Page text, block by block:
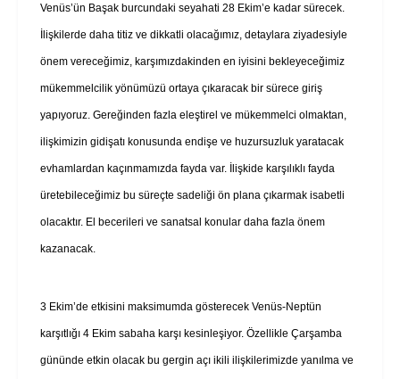
Venüs’ün Başak burcundaki seyahati 28 Ekim’e kadar sürecek.
İlişkilerde daha titiz ve dikkatli olacağımız, detaylara ziyadesiyle
önem vereceğimiz, karşımızdakinden en iyisini bekleyeceğimiz
mükemmelcilik yönümüzü ortaya çıkaracak bir sürece giriş
yapıyoruz. Gereğinden fazla eleştirel ve mükemmelci olmaktan,
ilişkimizin gidişatı konusunda endişe ve huzursuzluk yaratacak
evhamlardan kaçınmamızda fayda var. İlişkide karşılıklı fayda
üretebileceğimiz bu süreçte sadeliği ön plana çıkarmak isabetli
olacaktır. El becerileri ve sanatsal konular daha fazla önem
kazanacak.
3 Ekim’de etkisini maksimumda gösterecek Venüs-Neptün
karşıtlığı 4 Ekim sabaha karşı kesinleşiyor. Özellikle Çarşamba
gününde etkin olacak bu gergin açı ikili ilişkilerimizde yanılma ve